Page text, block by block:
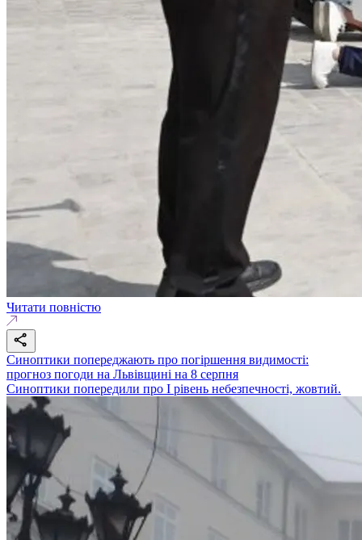
Читати повністю
Синоптики попереджають про погіршення видимості:
прогноз погоди на Львівщині на 8 серпня
Синоптики попередили про І рівень небезпечності, жовтий.